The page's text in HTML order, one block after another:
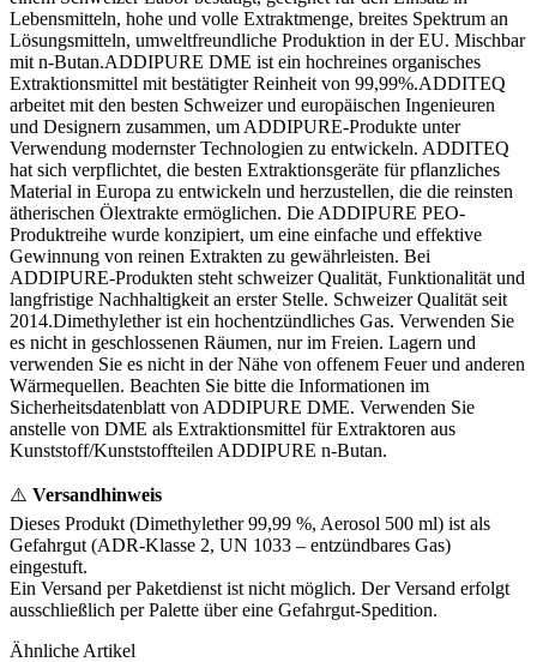
Menge
Lebensmitteln, hohe und volle Extraktmenge, breites Spektrum an
Lösungsmitteln, umweltfreundliche Produktion in der EU. Mischbar
mit n-Butan.ADDIPURE DME ist ein hochreines organisches
Extraktionsmittel mit bestätigter Reinheit von 99,99%.ADDITEQ
arbeitet mit den besten Schweizer und europäischen Ingenieuren
und Designern zusammen, um ADDIPURE-Produkte unter
Verwendung modernster Technologien zu entwickeln. ADDITEQ
hat sich verpflichtet, die besten Extraktionsgeräte für pflanzliches
Material in Europa zu entwickeln und herzustellen, die die reinsten
ätherischen Ölextrakte ermöglichen. Die ADDIPURE PEO-
Produktreihe wurde konzipiert, um eine einfache und effektive
Gewinnung von reinen Extrakten zu gewährleisten. Bei
ADDIPURE-Produkten steht schweizer Qualität, Funktionalität und
langfristige Nachhaltigkeit an erster Stelle. Schweizer Qualität seit
2014.Dimethylether ist ein hochentzündliches Gas. Verwenden Sie
es nicht in geschlossenen Räumen, nur im Freien. Lagern und
verwenden Sie es nicht in der Nähe von offenem Feuer und anderen
Wärmequellen. Beachten Sie bitte die Informationen im
Sicherheitsdatenblatt von ADDIPURE DME. Verwenden Sie
anstelle von DME als Extraktionsmittel für Extraktoren aus
Kunststoff/Kunststoffteilen ADDIPURE n-Butan.
⚠️ Versandhinweis
Dieses Produkt (Dimethylether 99,99 %, Aerosol 500 ml) ist als
Gefahrgut (ADR-Klasse 2, UN 1033 – entzündbares Gas)
eingestuft.
Ein Versand per Paketdienst ist nicht möglich. Der Versand erfolgt
ausschließlich per Palette über eine Gefahrgut-Spedition.
Ähnliche Artikel